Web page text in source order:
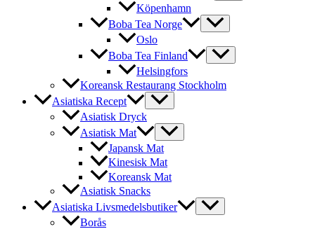
Köpenhamn
Boba Tea Norge
Oslo
Boba Tea Finland
Helsingfors
Koreansk Restaurang Stockholm
Asiatiska Recept
Asiatisk Dryck
Asiatisk Mat
Japansk Mat
Kinesisk Mat
Koreansk Mat
Asiatisk Snacks
Asiatiska Livsmedelsbutiker
Borås